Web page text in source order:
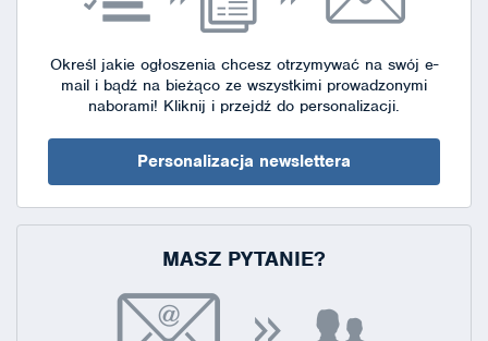
Określ jakie ogłoszenia chcesz otrzymywać na swój e-
mail i bądź na bieżąco ze wszystkimi prowadzonymi
naborami! Kliknij i przejdź do personalizacji.
Personalizacja newslettera
MASZ PYTANIE?